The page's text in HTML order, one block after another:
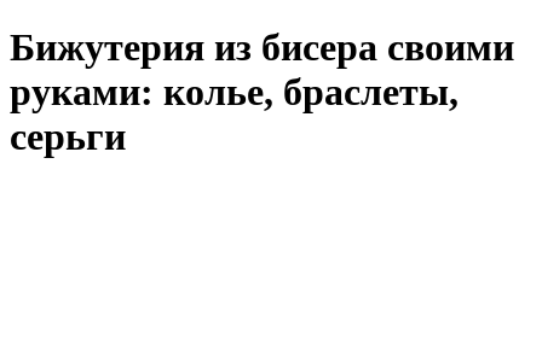
Бижутерия из бисера своими
руками: колье, браслеты,
серьги